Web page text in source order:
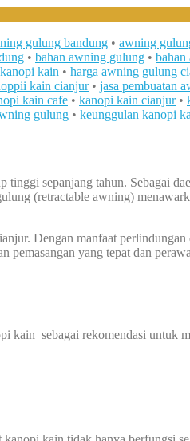
gulung bandung • awning
• bahan awning gulung •
kain • harga awning gulung
kain cianjur• jasa pembuatan
kain cafe • kanopi kain cianjur•
gulung • keunggulan kanopi
sepanjang tahun. Sebagai
(retractable awning)
Dengan manfaat perlindungan
pemasangan yang tepat dan
kain sebagai rekomendasi untuk